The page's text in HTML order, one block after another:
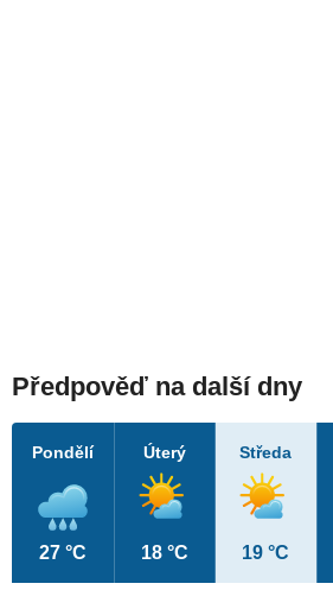
Předpověď na další dny
Pondělí
27 °C
Úterý
18 °C
Středa
19 °C